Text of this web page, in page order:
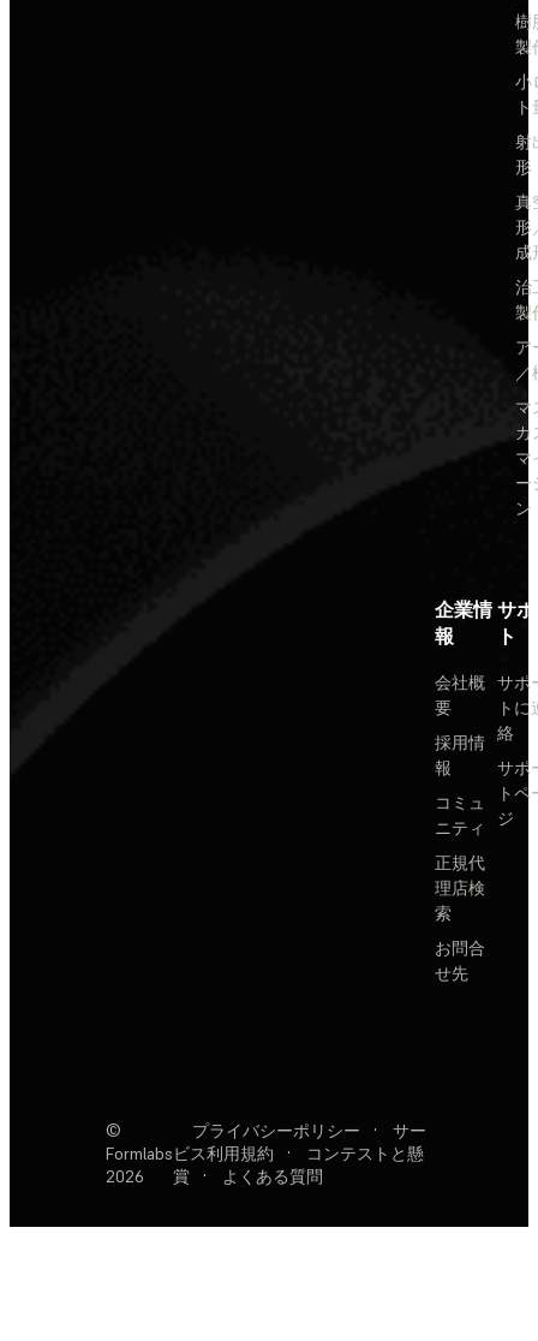
樹
製
小
射
形
真
形
成
治
製
ア
／
マ
カ
マ
ー
ン
企業情
報
会社概
要
採用情
報
コミュ
ニティ
正規代
理店検
索
お問合
せ先
サ
ト
サポ
トに
絡
サポ
トペ
ジ
©
Formlabs
2026
プライバシーポリシー ·
サー
ビス利用規約
·
コンテストと懸
賞
· よくある質問